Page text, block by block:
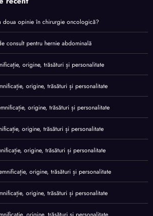
doua opinie în chirurgie oncologică?
consult pentru hernie abdominală
origine, trăsături și personalitate
origine, trăsături și personalitate
origine, trăsături și personalitate
origine, trăsături și personalitate
origine, trăsături și personalitate
origine, trăsături și personalitate
origine, trăsături și personalitate